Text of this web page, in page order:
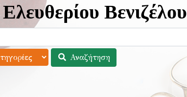
Βενιζέλου
Αναζήτηση